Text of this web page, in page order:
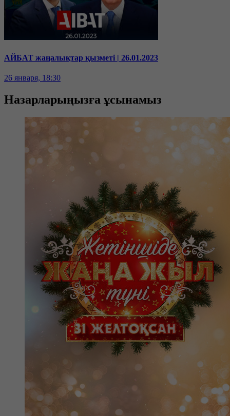
АЙБАТ жаңалықтар қызметі | 26.01.2023
26 января, 18:30
Назарларыңызға ұсынамыз